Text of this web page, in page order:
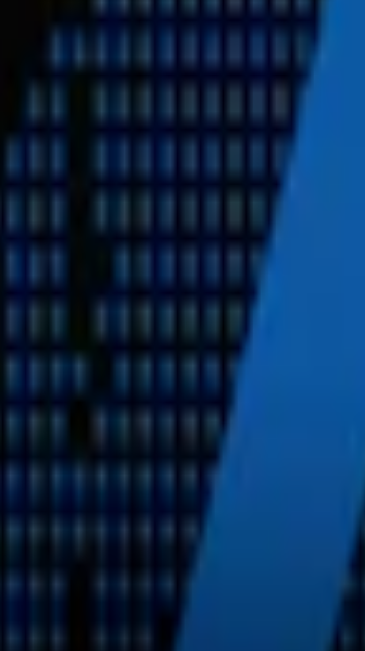
Boost
vitt snus från Ace X i slim portion-format
Torr Portion Vitt snus
Chili Boost Slim Vitt Snus